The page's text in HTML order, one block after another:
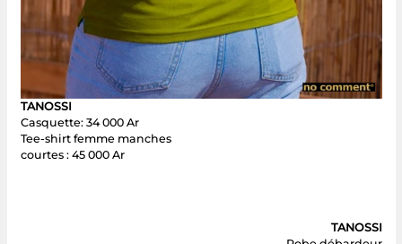
TANOSSI
Casquette: 34 000 Ar
Tee-shirt femme manches
courtes : 45 000 Ar
TANOSSI